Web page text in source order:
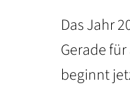
Das Jahr
Gerade
beginnt